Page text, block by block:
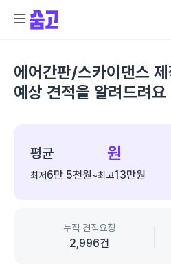
에어간판/스카이댄스
예상 견적을 알려드려요
평균 원
최저6만 5천원~최고13만원
누적 견적요청
2,996건